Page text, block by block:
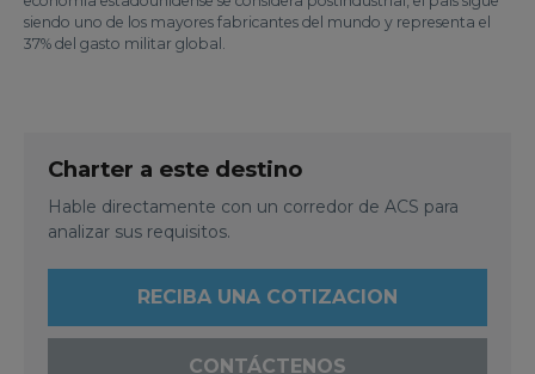
siendo uno de los mayores fabricantes del mundo y representa el
37% del gasto militar global.
Charter a este destino
Hable directamente con un corredor de ACS para
analizar sus requisitos.
RECIBA UNA COTIZACION
CONTÁCTENOS